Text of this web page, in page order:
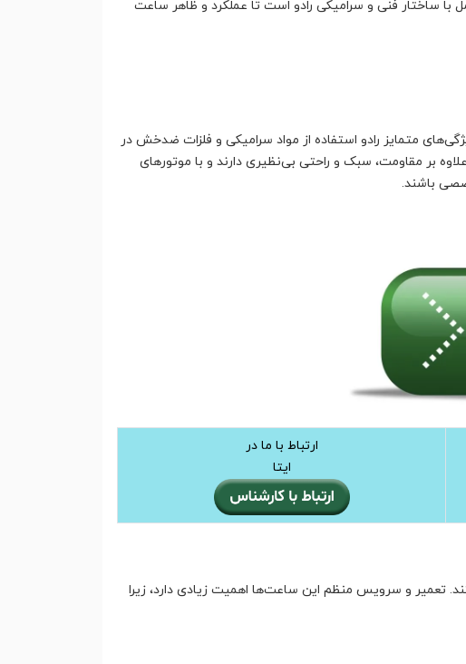
ساختار فنی و سرامیکی رادو است تا عملکرد و ظاهر ساعت
ویژگی‌های متمایز رادو استفاده از مواد سرامیکی و فلزات ضدخش در
بر مقاومت، سبک و راحتی بی‌نظیری دارند و با موتورهای
باشند.
ارتباط با ما در
ایتا
تعمیر و سرویس منظم این ساعت‌ها اهمیت زیادی دارد، زیرا